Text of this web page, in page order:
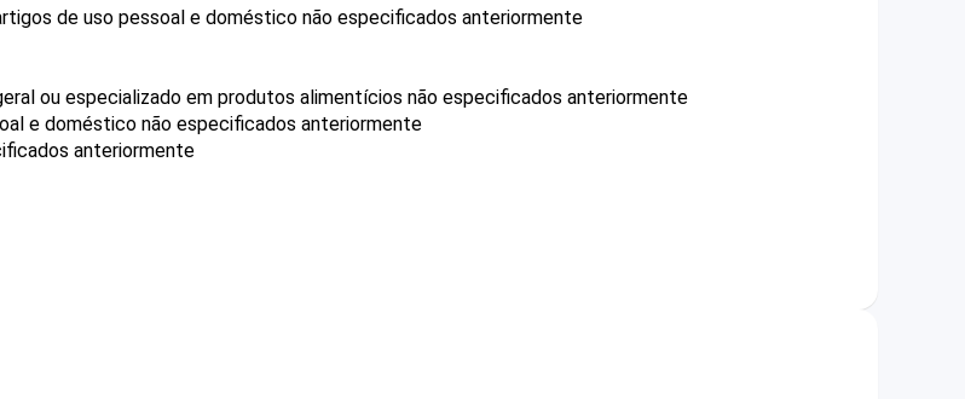
de uso pessoal e doméstico não especificados anteriormente
ou especializado em produtos alimentícios não especificados anteriormente
e doméstico não especificados anteriormente
anteriormente